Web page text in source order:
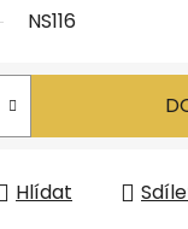
NS116
Hlídat